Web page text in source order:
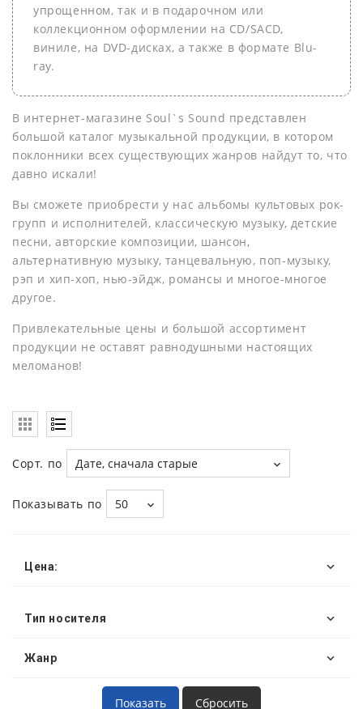
упрощенном, так и в подарочном или
коллекционном оформлении на СD/SACD,
виниле, на DVD-дисках, а также в формате Blu-
ray.
В интернет-магазине Soul`s Sound представлен
большой каталог музыкальной продукции, в котором
поклонники всех существующих жанров найдут то, что
давно искали!
Вы сможете приобрести у нас альбомы культовых рок-
групп и исполнителей, классическую музыку, детские
песни, авторские композиции, шансон,
альтернативную музыку, танцевальную, поп-музыку,
рэп и хип-хоп, нью-эйдж, романсы и многое-многое
другое.
Привлекательные цены и большой ассортимент
продукции не оставят равнодушными настоящих
меломанов!
Сорт. по Дате, сначала старые
Показывать по 50
Цена:
Тип носителя
Жанр